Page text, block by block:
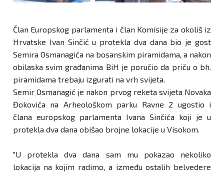
Član Europskog parlamenta i član Komisije za okoliš iz
Hrvatske Ivan Sinčić u protekla dva dana bio je gost
Semira Osmanagića na bosanskim piramidama, a nakon
obilaska svim građanima BiH je poručio da priču o bh.
piramidama trebaju izgurati na vrh svijeta.
Semir Osmanagić je nakon prvog reketa svijeta Novaka
Đokovića na Arheološkom parku Ravne 2 ugostio i
člana europskog parlamenta Ivana Sinčića koji je u
protekla dva dana obišao brojne lokacije u Visokom.
"U protekla dva dana sam mu pokazao nekoliko
lokacija na kojim radimo, a između ostalih belvedere